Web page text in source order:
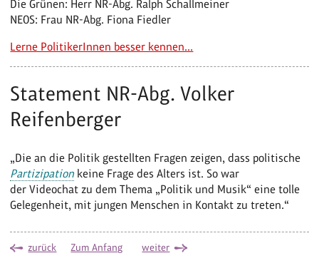
Die Grünen: Herr NR-Abg. Ralph Schallmeiner
NEOS: Frau NR-Abg. Fiona Fiedler
Lerne PolitikerInnen besser kennen...
Statement NR-Abg. Volker
Reifenberger
„Die an die Politik gestellten Fragen zeigen, dass politische
Partizipation keine Frage des Alters ist. So war
der Videochat zu dem Thema „Politik und Musik“ eine tolle
Gelegenheit, mit jungen Menschen in Kontakt zu treten.“
zurück Zum Anfang weiter